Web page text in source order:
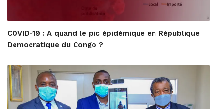
COVID-19 : A quand le pic épidémique en République
Démocratique du Congo ?